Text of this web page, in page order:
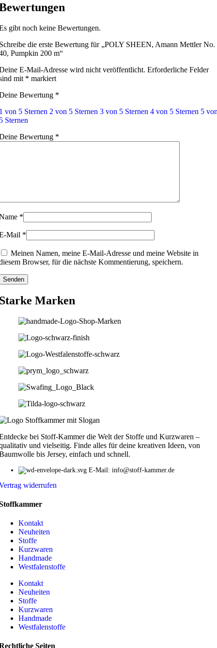
gibt noch keine Bewertungen.
die erste Bewertung für „POLY SHEEN, Amann Mettler No.
Pumpkin 200 m“
E-Mail-Adresse wird nicht veröffentlicht. Erforderliche Felder
mit * markiert
Bewertung *
von 5 Sternen 2 von 5 Sternen 3 von 5 Sternen 4 von 5 Sternen 5
Sternen
Bewertung *
*
Mail *
Meinen Namen, meine E-Mail-Adresse und meine Website in
Browser, für die nächste Kommentierung, speichern.
Marken
bei Stoff-Kammer die Welt der Stoffe und Kurzwaren –
und vielseitig. Finde alles für deine kreativen Ideen, von
bis Jersey, einfach und schnell.
E-Mail: info@stoff-kammer.de
widerrufen
Kontakt
Neuheiten
Stoffe
Kurzwaren
Handmade
Westfalenstoffe
Kontakt
Neuheiten
Stoffe
Kurzwaren
Handmade
Westfalenstoffe
Seiten